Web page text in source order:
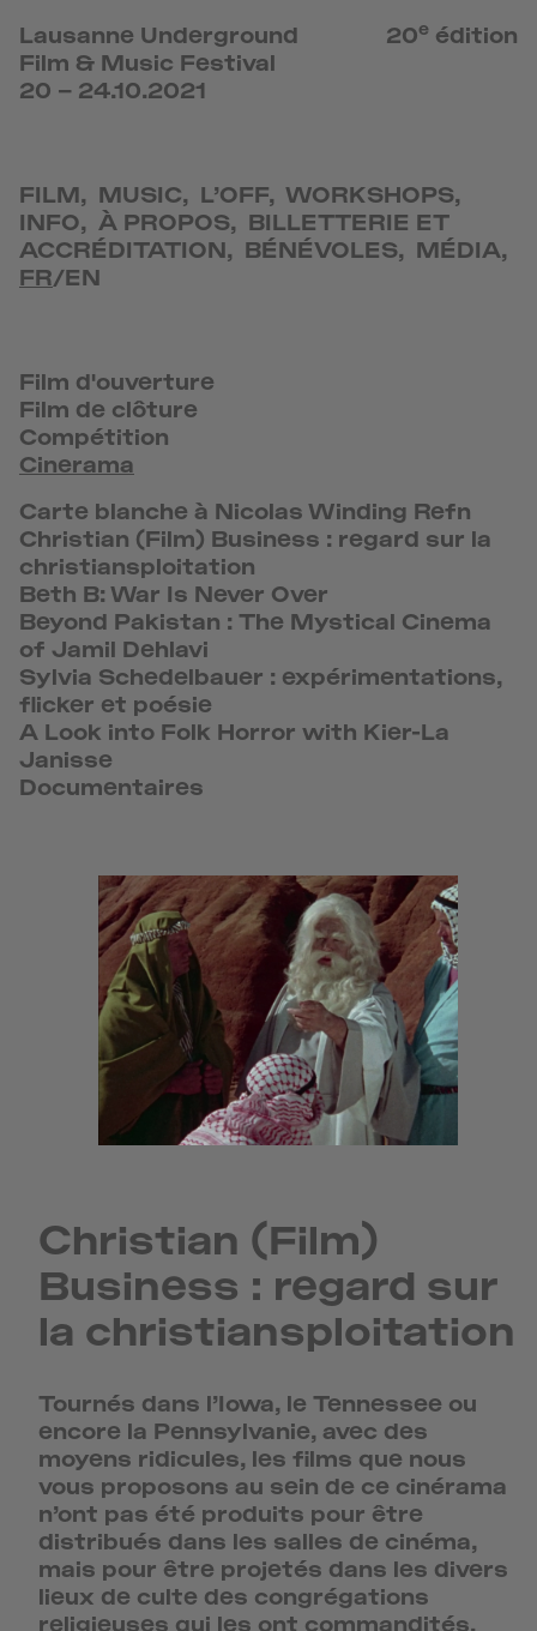
Lausanne Underground
Film & Music Festival
20eédition
20 – 24.10.2021
FILM, MUSIC, L’OFF, WORKSHOPS,
INFO, À PROPOS, BILLETTERIE ET
ACCRÉDITATION, BÉNÉVOLES, MÉDIA,
FR/EN
Film d'ouverture
Film de clôture
Compétition
Cinerama
Carte blanche à Nicolas Winding Refn
Christian (Film) Business : regard sur la
christiansploitation
Beth B: War Is Never Over
Beyond Pakistan : The Mystical Cinema
of Jamil Dehlavi
Sylvia Schedelbauer : expérimentations,
flicker et poésie
A Look into Folk Horror with Kier-La
Janisse
Documentaires
Christian (Film)
Business : regard sur
la christiansploitation
Tournés dans l’Iowa, le Tennessee ou
encore la Pennsylvanie, avec des
moyens ridicules, les films que nous
vous proposons au sein de ce cinérama
n’ont pas été produits pour être
distribués dans les salles de cinéma,
mais pour être projetés dans les divers
lieux de culte des congrégations
religieuses qui les ont commandités.